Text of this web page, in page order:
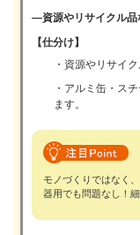
―資源やリサイクル
【仕分け】
・資源やリサイ
・アルミ缶・ス
ます。
モノづくりではなく
器用でも問題なし！